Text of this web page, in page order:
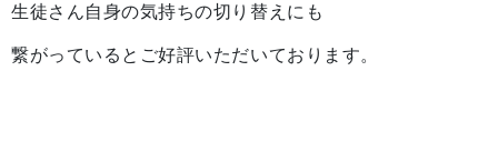
生徒さん自身の気持ちの切り替えにも
繋がっているとご好評いただいております。